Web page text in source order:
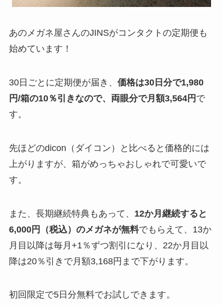
あのメガネ屋さんのJINSがコンタクトの定期便も
始めています！
30日ごとに定期便が届き、 価格は30日分で1,980
円/箱の10％引きなので、両眼分で月額3,564円 で
す。
先ほどのdicon（ダイコン）と比べると価格的には
上がりますが、箱がめっちゃおしゃれで可愛いで
す。
また、長期継続特典もあって、 12か月継続すると
6,000円（税込）のメガネが無料でもらえて、13か
月目以降は毎月+1％ずつ割引になり、22か月目以
降は20％引きで月額3,168円まで下がります。
初回限定で5日分無料でお試しできます。